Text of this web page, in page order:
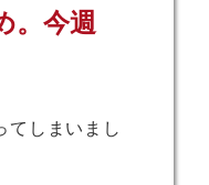
。今週
てしまいまし